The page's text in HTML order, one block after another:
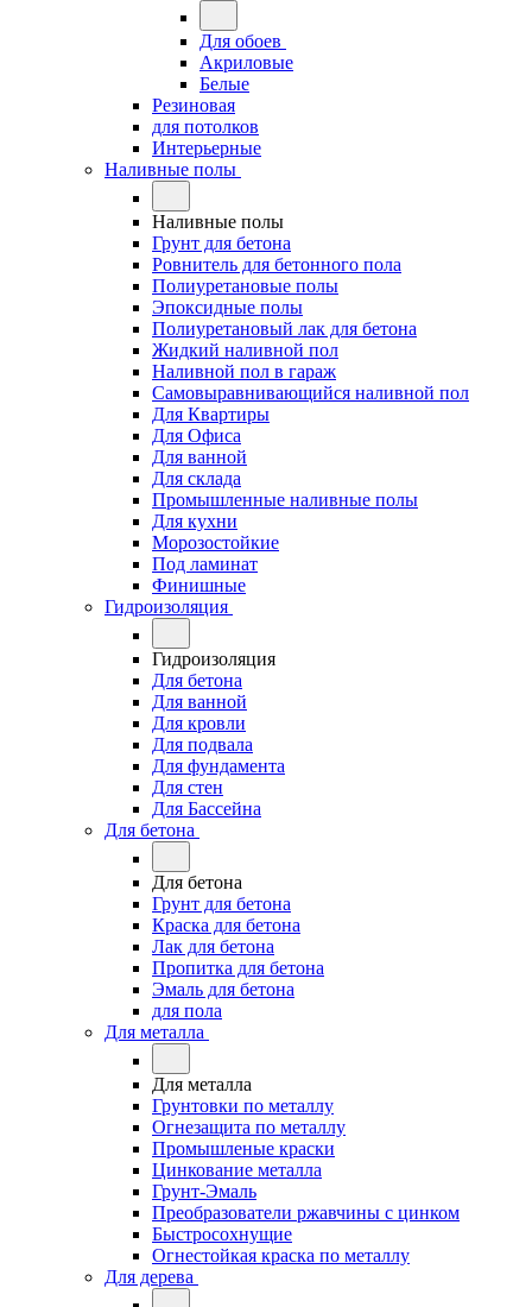
Для обоев
Акриловые
Белые
Резиновая
для потолков
Интерьерные
Наливные полы
Наливные полы
Грунт для бетона
Ровнитель для бетонного пола
Полиуретановые полы
Эпоксидные полы
Полиуретановый лак для бетона
Жидкий наливной пол
Наливной пол в гараж
Самовыравнивающийся наливной пол
Для Квартиры
Для Офиса
Для ванной
Для склада
Промышленные наливные полы
Для кухни
Морозостойкие
Под ламинат
Финишные
Гидроизоляция
Гидроизоляция
Для бетона
Для ванной
Для кровли
Для подвала
Для фундамента
Для стен
Для Бассейна
Для бетона
Для бетона
Грунт для бетона
Краска для бетона
Лак для бетона
Пропитка для бетона
Эмаль для бетона
для пола
Для металла
Для металла
Грунтовки по металлу
Огнезащита по металлу
Промышленые краски
Цинкование металла
Грунт-Эмаль
Преобразователи ржавчины с цинком
Быстросохнущие
Огнестойкая краска по металлу
Для дерева